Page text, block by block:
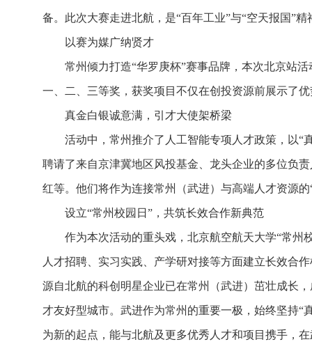
备。此次大赛走进北航，是“百年工业”与“空天报国”
以赛为媒广纳贤才
常州倾力打造“华罗庚杯”赛事品牌，本次北京站
一、二、三等奖，获奖项目不仅在创投资源前展示了
真金白银诚意满，引才大使架桥梁
活动中，常州推介了人工智能专项人才政策，以“
聘请了来自京津冀地区风投基金、龙头企业的多位负
红等。他们将作为连接常州（武进）与高端人才资源
设立“常州校园日”，共筑长效合作新典范
作为本次活动的重头戏，北京航空航天大学“常州
人才招聘、实习实践、产学研对接等方面建立长效合
源自北航的科创明星企业已在常州（武进）茁壮成长
才友好型城市。武进作为常州的重要一极，始终坚持
为新的起点，能与北航及更多优秀人才和项目携手，